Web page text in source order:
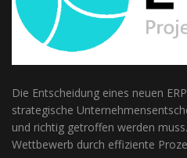
Die Entscheidung eines neuen
strategische
und richtig getroffen werden
Wettbewerb durch effiziente